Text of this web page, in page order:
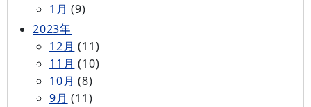
1月 (9)
2023年
12月 (11)
11月 (10)
10月 (8)
9月 (11)